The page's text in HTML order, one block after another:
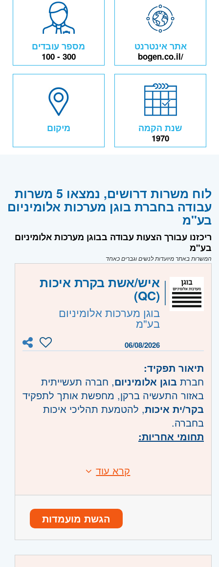
אתר אינטרנט
bogen.co.il/
מספר עובדים
100 - 300
שנת הקמה
1970
מיקום
לוח משרות דרושים, נמצאו 5 משרות
עבודה בחברת בוגן מערכות אלומיניום
בע"מ
ריכזנו עבורך הצעות עבודה בבוגן מערכות אלומיניום
בע"מ
המשרות באתר מיועדות לנשים וגברים כאחד
איש/אשת בקרת איכות
(QC)
בוגן מערכות אלומיניום
בע"מ
06/08/2026
תיאור תפקיד:
חברת בוגן אלומיניום, חברה תעשייתית
באזור התעשיה ברקן, מחפשת אותך לתפקיד
בקר/ית איכות, להטמעת תהליכי איכות
בחברה.
תחומי אחריות:
ביצוע ביקורות איכות ברצפת הייצור
(ביקור באתרי הבניה של החברה).
מעקב ובקרה על תהליכי קבלה של
חומרי גלם וספקים.
דרישות:
יכולת קריאת שרטוטים.
אחריות אישית גבוהה.
פדנטיות ויכולת ירידה לפרטים, סדר,
קרא עוד
הגשת מועמדות